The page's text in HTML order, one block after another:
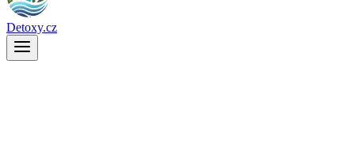
Detoxy.cz